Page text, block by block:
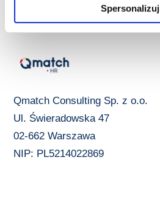
Spersonalizuj
Qmatch Consulting Sp. z o.o.
Ul. Świeradowska 47
02-662 Warszawa
NIP: PL5214022869